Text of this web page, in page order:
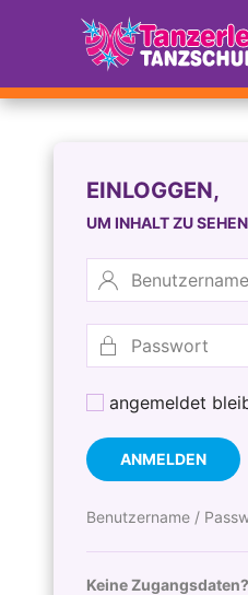
EINLOGGEN,
UM INHALT ZU SEHEN
angemeldet
ANMELDEN
Benutzername /
Keine Zugangsdaten?